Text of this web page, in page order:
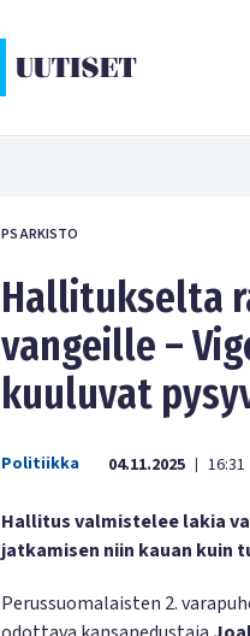
PS ARKISTO
Hallitukselta
vangeille –
kuuluvat
Politiikka 04.11.2025 | 16:31
Hallitus valmistelee lakia
jatkamisen niin kauan kuin
Perussuomalaisten 2.